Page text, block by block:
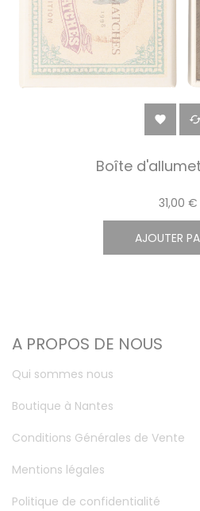
 
Boîte
31,00 €
AJOUTER
A PROPOS DE NOUS
Qui sommes nous
Boutique à Nantes
Conditions Générales de Vente
Mentions légales
Politique de confidentialité